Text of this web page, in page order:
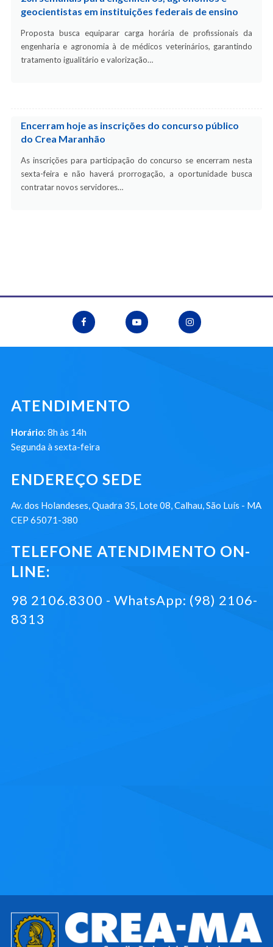
geocientistas em instituições federais de ensino
Proposta busca equiparar carga horária de profissionais da
engenharia e agronomia à de médicos veterinários, garantindo
tratamento igualitário e valorização…
Encerram hoje as inscrições do concurso público
do Crea Maranhão
As inscrições para participação do concurso se encerram nesta
sexta-feira e não haverá prorrogação, a oportunidade busca
contratar novos servidores…
ATENDIMENTO
Horário: 8h às 14h
Segunda à sexta-feira
ENDEREÇO SEDE
Av. dos Holandeses, Quadra 35, Lote 08, Calhau, São Luís - MA
CEP 65071-380
TELEFONE ATENDIMENTO ON-
LINE:
98 2106.8300 - WhatsApp: (98) 2106-
8313